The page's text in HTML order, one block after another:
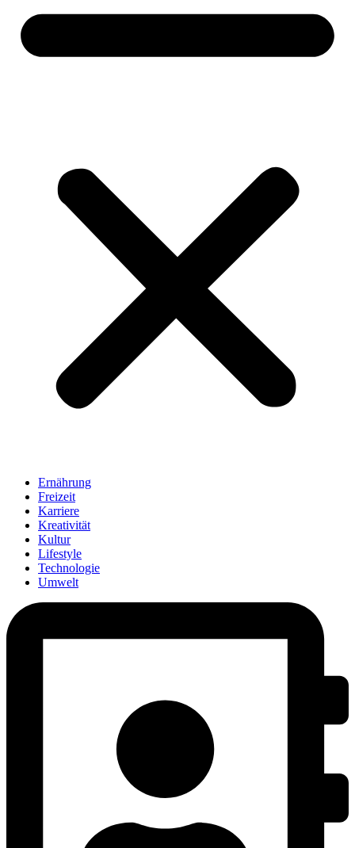
Ernährung
Freizeit
Karriere
Kreativität
Kultur
Lifestyle
Technologie
Umwelt